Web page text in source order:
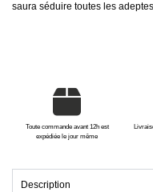
saura séduire toutes les
Toute commande avant 12h est
expédiée le jour même
Description